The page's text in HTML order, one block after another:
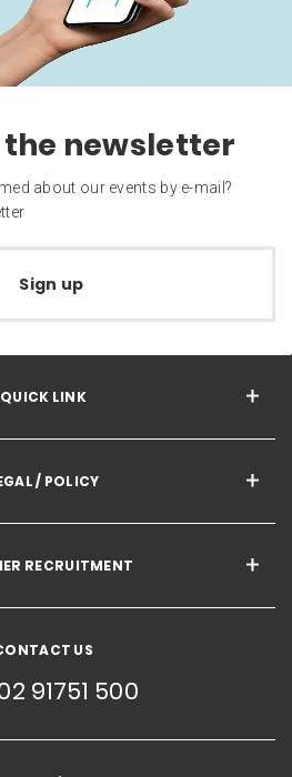
the newsletter
about our events by e-mail?
Sign up
QUICK LINK
/ POLICY
RECRUITMENT
US
91751 500